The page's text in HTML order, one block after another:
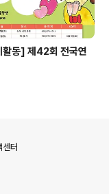
활동] 제42회 전국연
센터